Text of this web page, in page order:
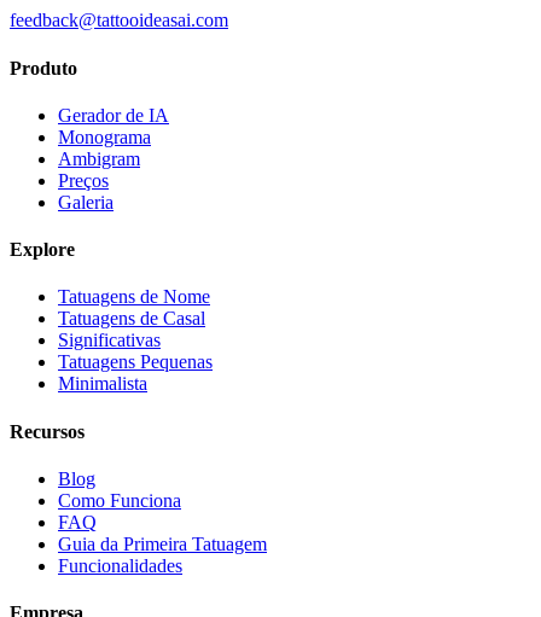
feedback@tattooideasai.com
Produto
Gerador de IA
Monograma
Ambigram
Preços
Galeria
Explore
Tatuagens de Nome
Tatuagens de Casal
Significativas
Tatuagens Pequenas
Minimalista
Recursos
Blog
Como Funciona
FAQ
Guia da Primeira Tatuagem
Funcionalidades